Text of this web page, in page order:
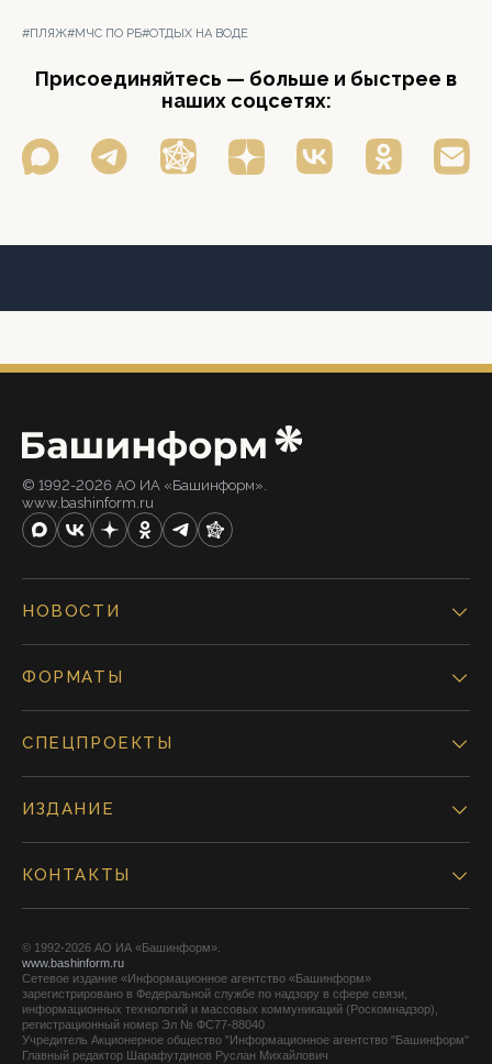
#ПЛЯЖ#МЧС ПО РБ#ОТДЫХ НА ВОДЕ
Присоединяйтесь — больше и быстрее в
наших соцсетях:
© 1992-2026 АО ИА «Башинформ».
www.bashinform.ru
НОВОСТИ
ФОРМАТЫ
СПЕЦПРОЕКТЫ
ИЗДАНИЕ
КОНТАКТЫ
© 1992-2026 АО ИА «Башинформ».
www.bashinform.ru
Сетевое издание «Информационное агентство «Башинформ»
зарегистрировано в Федеральной службе по надзору в сфере связи,
информационных технологий и массовых коммуникаций (Роскомнадзор),
регистрационный номер Эл № ФС77-88040
Учредитель Акционерное общество "Информационное агентство "Башинформ"
Главный редактор Шарафутдинов Руслан Михайлович